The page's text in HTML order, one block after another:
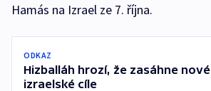
Hamás na Izrael ze 7. října.
ODKAZ
Hizballáh hrozí, že zasáhne nové
izraelské cíle